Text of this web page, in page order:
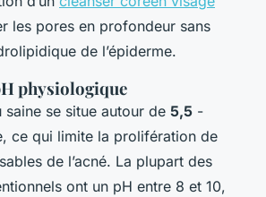
les pores en profondeur sans
de l’épiderme.
physiologique
saine se situe autour de 5,5 -
ce qui limite la prolifération de
de l’acné. La plupart des
ont un pH entre 8 et 10,